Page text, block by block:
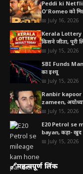
Peddi ki
O’Romeo को
📅 July 16, 2026
Kerala Lottery
किसने जीता, पूरी
📅 July 15, 2026
SBI Funds
का इश्यू
📅 July 15, 2026
Ranbir kapoor
zameen,
📅 July 15, 2026
E20 Petrol se
bayan, कहा-
📅 July 15, 2026
🔗महत्वपूर्ण लिंक